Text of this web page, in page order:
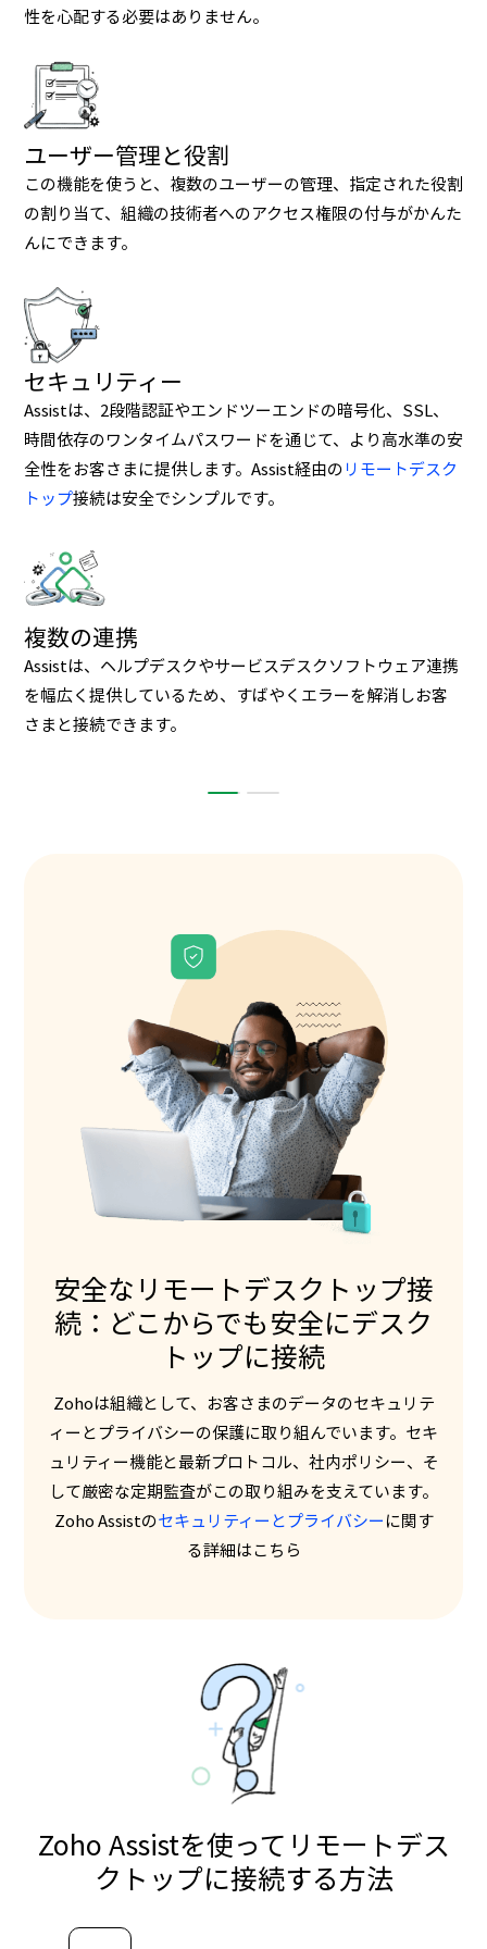
性を心配する必要はありません。
ユーザー管理と役割
この機能を使うと、複数のユーザーの管理、指定された役割
の割り当て、組織の技術者へのアクセス権限の付与がかんた
んにできます。
セキュリティー
Assistは、2段階認証やエンドツーエンドの暗号化、SSL、
時間依存のワンタイムパスワードを通じて、より高水準の安
全性をお客さまに提供します。Assist経由のリモートデスク
トップ接続は安全でシンプルです。
複数の連携
Assistは、ヘルプデスクやサービスデスクソフトウェア連携
を幅広く提供しているため、すばやくエラーを解消しお客
さまと接続できます。
マルチモニターナビゲーション
リモートデスクトップ接続設定後は、マルチモニターナビ
ゲーション機能を使って、画面を移動したり、複数のリモー
トコンピューター画面にアクセスしたりできます。
ファイル共有
Assistでは、サポートセッション中に最大2 GBのファイルを
送受信できます。ドライバーやパッチファイルを即時に送信
できます。
リモート接続では、リモート印刷ドライバーをインストー
ルすることで、リモートコンピューターからローカルコンピ
ューターへの
安全なリモートデスクトップ接
続：どこからでも安全にデスク
トップに接続
Zohoは組織として、お客さまのデータのセキュリテ
ィーとプライバシーの保護に取り組んでいます。セキ
ュリティー機能と最新プロトコル、社内ポリシー、そ
して厳密な定期監査がこの取り組みを支えています。
Zoho Assistのセキュリティーとプライバシーに関す
る詳細はこちら
Zoho Assistを使ってリモートデス
クトップに接続する方法